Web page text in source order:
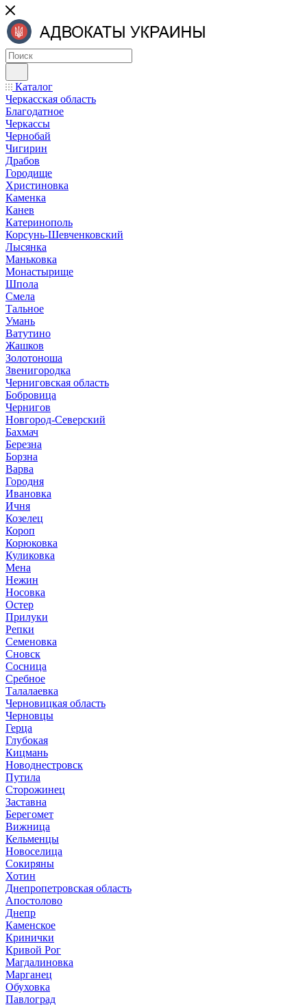
Каталог
Черкасская область
Благодатное
Черкассы
Чернобай
Чигирин
Драбов
Городище
Христиновка
Каменка
Канев
Катеринополь
Корсунь-Шевченковский
Лысянка
Маньковка
Монастырище
Шпола
Смела
Тальное
Умань
Ватутино
Жашков
Золотоноша
Звенигородка
Черниговская область
Бобровица
Чернигов
Новгород-Северский
Бахмач
Березна
Борзна
Варва
Городня
Ивановка
Ичня
Козелец
Короп
Корюковка
Куликовка
Мена
Нежин
Носовка
Остер
Прилуки
Репки
Семеновка
Сновск
Сосница
Сребное
Талалаевка
Черновицкая область
Черновцы
Герца
Глубокая
Кицмань
Новоднестровск
Путила
Сторожинец
Заставна
Берегомет
Вижница
Кельменцы
Новоселица
Сокиряны
Хотин
Днепропетровская область
Апостолово
Днепр
Каменское
Кринички
Кривой Рог
Магдалиновка
Марганец
Обуховка
Павлоград